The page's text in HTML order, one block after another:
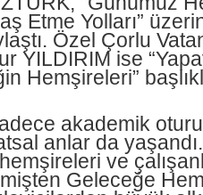
Etme Yolları”
Özel Çorlu
YILDIRIM ise
Hemşireleri”
akademik
anlar da
ve
Geleceğe